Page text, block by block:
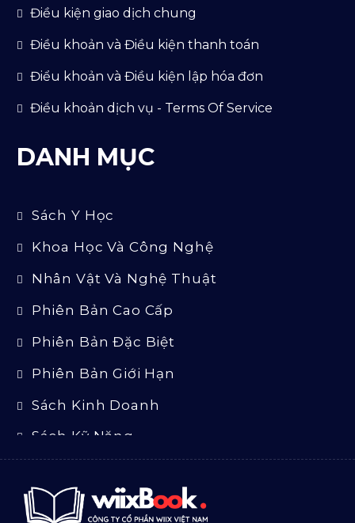
Điều kiện giao dịch chung
Điều khoản và Điều kiện thanh toán
Điểu khoản và Điều kiện lập hóa đơn
Điều khoản dịch vụ - Terms Of Service
DANH MỤC
Sách Y Học
Khoa Học Và Công Nghệ
Nhân Vật Và Nghệ Thuật
Phiên Bản Cao Cấp
Phiên Bản Đặc Biệt
Phiên Bản Giới Hạn
Sách Kinh Doanh
Sách Kỹ Năng
Sách Ngoại Văn